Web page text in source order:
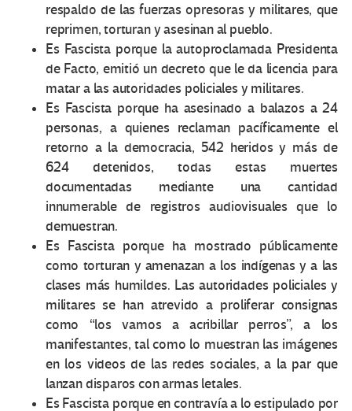
respaldo de las fuerzas opresoras y militares, que
reprimen, torturan y asesinan al pueblo.
Es Fascista porque la autoproclamada Presidenta
de Facto, emitió un decreto que le da licencia para
matar a las autoridades policiales y militares.
Es Fascista porque ha asesinado a balazos a 24
personas, a quienes reclaman pacíficamente el
retorno a la democracia, 542 heridos y más de
624 detenidos, todas estas muertes
documentadas mediante una cantidad
innumerable de registros audiovisuales que lo
demuestran.
Es Fascista porque ha mostrado públicamente
como torturan y amenazan a los indígenas y a las
clases más humildes. Las autoridades policiales y
militares se han atrevido a proliferar consignas
como “los vamos a acribillar perros”, a los
manifestantes, tal como lo muestran las imágenes
en los videos de las redes sociales, a la par que
lanzan disparos con armas letales.
Es Fascista porque en contravía a lo estipulado por